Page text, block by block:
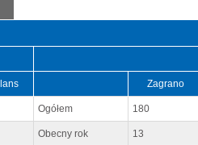
Zagrano
Ogółem 180
Obecny rok 13